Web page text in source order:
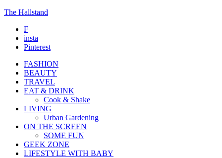
The Hallstand
F
insta
Pinterest
FASHION
BEAUTY
TRAVEL
EAT & DRINK
Cook & Shake
LIVING
Urban Gardening
ON THE SCREEN
SOME FUN
GEEK ZONE
LIFESTYLE WITH BABY